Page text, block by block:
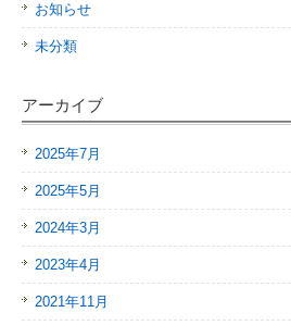
お知らせ
未分類
アーカイブ
2025年7月
2025年5月
2024年3月
2023年4月
2021年11月